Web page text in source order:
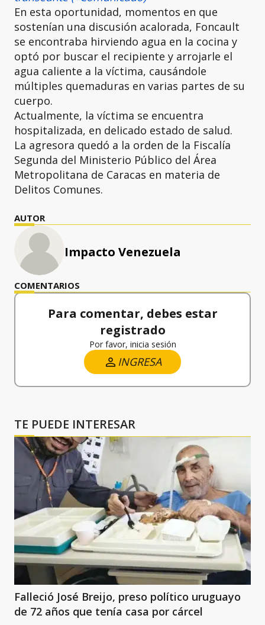
En esta oportunidad, momentos en que
sostenían una discusión acalorada, Foncault
se encontraba hirviendo agua en la cocina y
optó por buscar el recipiente y arrojarle el
agua caliente a la víctima, causándole
múltiples quemaduras en varias partes de su
cuerpo.
Actualmente, la víctima se encuentra
hospitalizada, en delicado estado de salud.
La agresora quedó a la orden de la Fiscalía
Segunda del Ministerio Público del Área
Metropolitana de Caracas en materia de
Delitos Comunes.
AUTOR
Impacto Venezuela
COMENTARIOS
Para comentar, debes estar
registrado
Por favor, inicia sesión
INGRESA
TE PUEDE INTERESAR
Falleció José Breijo, preso político uruguayo
de 72 años que tenía casa por cárcel